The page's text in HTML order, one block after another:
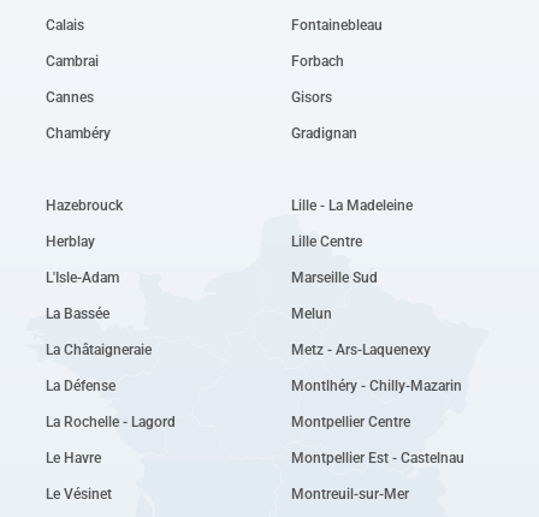
Calais
Cambrai
Cannes
Chambéry
Fontainebleau
Forbach
Gisors
Gradignan
Hazebrouck
Herblay
L'Isle-Adam
La Bassée
La Châtaigneraie
La Défense
La Rochelle - Lagord
Le Havre
Le Vésinet
Lille - La Madeleine
Lille Centre
Marseille Sud
Melun
Metz - Ars-Laquenexy
Montlhéry - Chilly-Mazarin
Montpellier Centre
Montpellier Est - Castelnau
Montreuil-sur-Mer